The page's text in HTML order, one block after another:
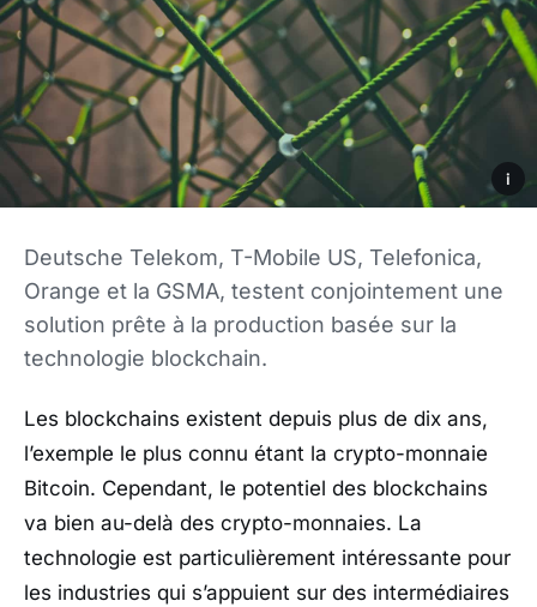
i
Deutsche Telekom, T-Mobile US, Telefonica,
Orange et la GSMA, testent conjointement une
solution prête à la production basée sur la
technologie blockchain.
Les blockchains existent depuis plus de dix ans,
l’exemple le plus connu étant la crypto-monnaie
Bitcoin. Cependant, le potentiel des blockchains
va bien au-delà des crypto-monnaies. La
technologie est particulièrement intéressante pour
les industries qui s’appuient sur des intermédiaires